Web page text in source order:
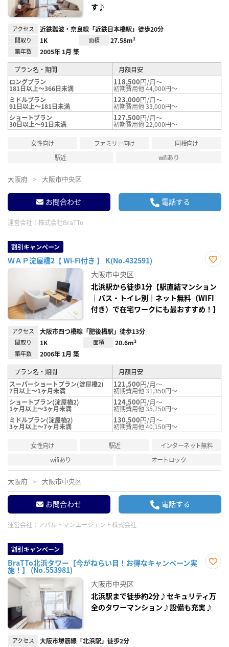
す♪
アクセス 近鉄難波・奈良線「近鉄日本橋駅」徒歩20分
間取り 1K 面積 27.58m²
築年数 2005年 1月 築
プラン名・期間
月額目安
ロングプラン
181日以上～366日未満
118,500円/月～
初期費用他 44,000円～
ミドルプラン
91日以上～181日未満
123,000円/月～
初期費用他 33,000円～
ショートプラン
30日以上～91日未満
127,500円/月～
初期費用他 22,000円～
女性向け ファミリー向け
同棲向け
駅近
wifiあり
大阪府 大阪市中央区
お問合わせ 電話する
運営会社： 株式会社BraTTo
割引キャンペーン
ＷＡＰ淀屋橋2【 Wi-Fi付き 】 K(No.432591)
り登
録
大阪市中央区
北浜駅から徒歩1分【駅直結マンション
｜バス・トイレ別｜ネット無料（WIFI
付き）で在宅ワークにも最おすすめ！】
アクセス 大阪市四つ橋線「肥後橋駅」徒歩13分
間取り 1K 面積 20.6m²
築年数 2006年 1月 築
プラン名・期間
月額目安
スーパーショートプラン(淀屋橋2)
7日以上～1ヶ月未満
121,500円/月～
初期費用他 31,350円～
ショートプラン(淀屋橋2)
1ヶ月以上～3ヶ月未満
124,500円/月～
初期費用他 35,750円～
ミドルプラン(淀屋橋2)
3ヶ月以上～7ヶ月未満
130,500円/月～
初期費用他 40,150円～
女性向け 駅近
インターネット無料
wifiあり
オートロック
大阪府 大阪市中央区
お問合わせ 電話する
運営会社： アパルトマンエージェント株式会社
割引キャンペーン
BraTTo北浜タワー【今がねらい目！お得なキャンペーン実
施！】 (No.553981)
録
大阪市中央区
北浜駅まで徒歩約2分♪セキュリティ万
全のタワーマンション♪設備も充実♪
アクセス 大阪市堺筋線「北浜駅」徒歩2分